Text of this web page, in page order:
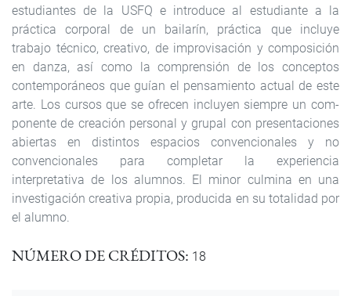
estudiantes de la USFQ e introduce al estudiante a la
práctica corporal de un bailarín, práctica que incluye
trabajo técnico, creativo, de improvisación y composición
en danza, así como la comprensión de los conceptos
contemporáneos que guían el pensamiento actual de este
arte. Los cursos que se ofrecen incluyen siempre un com­
ponente de creación personal y grupal con presentaciones
abiertas en distintos espacios convencionales y no
convencionales para com­pletar la experiencia
interpretativa de los alumnos. El minor culmina en una
investigación creativa propia, producida en su totalidad por
el alumno.
NÚMERO DE CRÉDITOS 18